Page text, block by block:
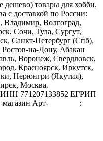
дешево) товары для хобби,
с доставкой по России:
Владимир, Волгоград,
Сочи, Тула, Сургут,
Санкт-Петербург (Спб),
на-Дону, Абакан
Воронеж, Свердловск,
Красноярск, Иркутск,
Нерюнгри (Якутия),
Москва.
771207133852 ЕГРИП
магазин Арт-
: